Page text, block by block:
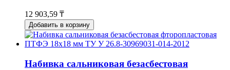
12 903,59 ₸
Добавить в корзину
Набивка сальниковая безасбестовая